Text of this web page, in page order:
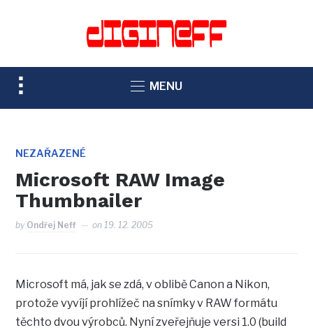
TOGGLE
SIDEBAR
NAVIGATION
MENU
NEZAŘAZENÉ
Microsoft RAW Image
Thumbnailer
by Ondřej Neff on19. 12. 2005
Microsoft má, jak se zdá, v oblibě Canon a Nikon,
protože vyvíjí prohlížeč na snímky v RAW formátu
těchto dvou výrobců. Nyní zveřejňuje versi 1.0 (build